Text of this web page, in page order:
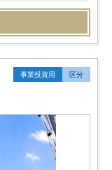
事業投資用 区分